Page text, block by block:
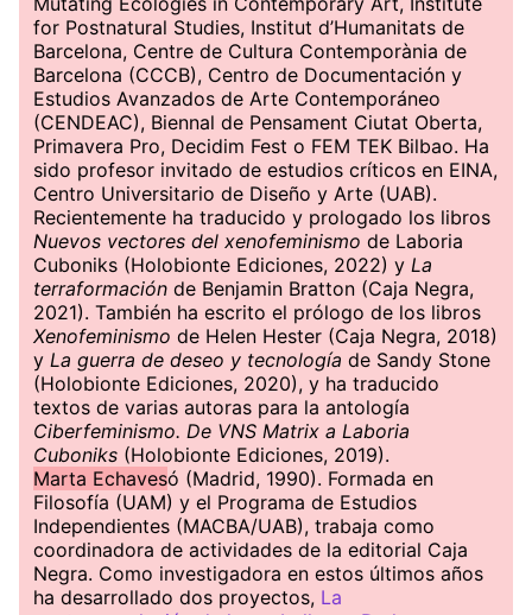
for Postnatural Studies, Institut d’Humanitats de
Barcelona, Centre de Cultura Contemporània de
Barcelona (CCCB), Centro de Documentación y
Estudios Avanzados de Arte Contemporáneo
(CENDEAC), Biennal de Pensament Ciutat Oberta,
Primavera Pro, Decidim Fest o FEM TEK Bilbao. Ha
sido profesor invitado de estudios críticos en EINA,
Centro Universitario de Diseño y Arte (UAB).
Recientemente ha traducido y prologado los libros
Nuevos vectores del xenofeminismo de Laboria
Cuboniks (Holobionte Ediciones, 2022) y La
terraformación de Benjamin Bratton (Caja Negra,
2021). También ha escrito el prólogo de los libros
Xenofeminismo de Helen Hester (Caja Negra, 2018)
y La guerra de deseo y tecnología de Sandy Stone
(Holobionte Ediciones, 2020), y ha traducido
textos de varias autoras para la antología
Ciberfeminismo. De VNS Matrix a Laboria
Cuboniks (Holobionte Ediciones, 2019).
Marta Echavesó (Madrid, 1990). Formada en
Filosofía (UAM) y el Programa de Estudios
Independientes (MACBA/UAB), trabaja como
coordinadora de actividades de la editorial Caja
Negra. Como investigadora en estos últimos años
ha desarrollado dos proyectos, La